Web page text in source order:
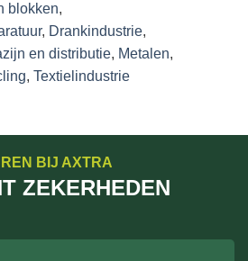
blokken,
, Drankindustrie,
en distributie, Metalen,
, Textielindustrie
BIJ AXTRA
ZEKERHEDEN